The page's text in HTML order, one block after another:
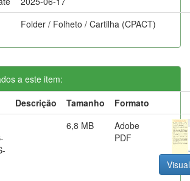
Folder / Folheto / Cartilha (CPACT)
a este item:
Descrição Tamanho
Formato
6,8 MB
Adobe
PDF